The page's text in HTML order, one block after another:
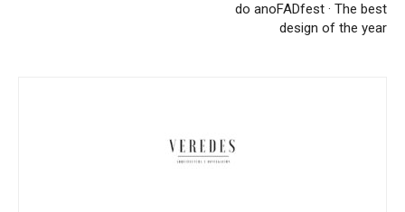
do anoFADfest · The best
design of the year